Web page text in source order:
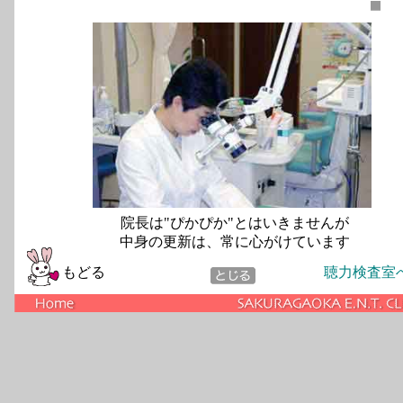
院長は"ぴかぴか"とはいきませんが
中身の更新は、常に心がけています
もどる
聴力検査室